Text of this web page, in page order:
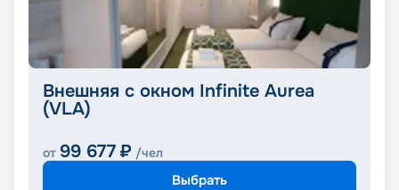
Внешняя с окном Infinite Aurea
(VLA)
от 99 677 ₽ /чел
Выбрать